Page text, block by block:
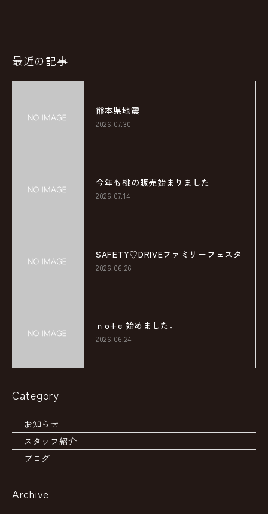
最近の記事
熊本県地震
2026.07.30
今年も桃の販売始まりました
2026.07.14
SAFETY♡DRIVEファミリーフェスタ
2026.06.26
ｎo+e 始めました。
2026.06.24
Category
お知らせ
スタッフ紹介
ブログ
Archive